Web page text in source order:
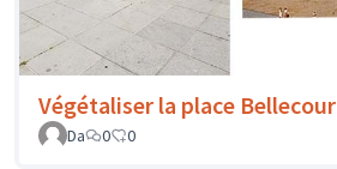
Végétaliser la place Bellecour
Da
0 0